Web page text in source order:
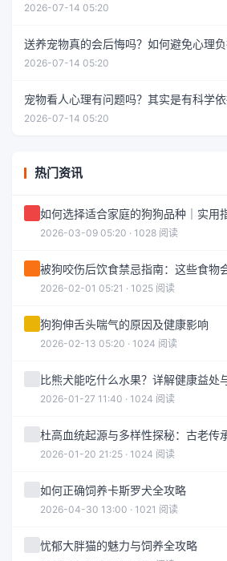
2026-07-14 05:20
送养宠物真的会后悔吗？如何避免心理
2026-07-14 05:20
宠物看人心理有问题吗？其实是有科学
2026-07-14 05:20
热门资讯
如何选择适合家庭的狗狗品种｜实用
2026-03-09 05:20 · 1028 阅读
被狗咬伤后饮食禁忌指南：这些食物
2026-02-01 05:21 · 1025 阅读
狗狗伸舌头喘气的原因及健康影响
2026-02-13 05:20 · 1024 阅读
比熊犬能吃什么水果？详解健康益处
2026-01-27 11:40 · 1024 阅读
杜高血统起源与多样性探秘：古老传
2026-01-20 21:25 · 1024 阅读
如何正确饲养卡斯罗犬全攻略
2026-04-30 13:00 · 1021 阅读
忧郁大胖猫的魅力与饲养全攻略